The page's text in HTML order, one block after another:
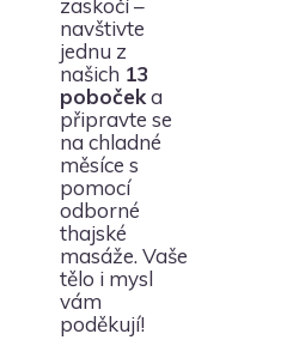
navštivte
jednu z
našich 13
pobočeka
připravte se
na chladné
měsíce s
pomocí
odborné
thajské
masáže. Vaše
tělo i mysl
vám
poděkují!